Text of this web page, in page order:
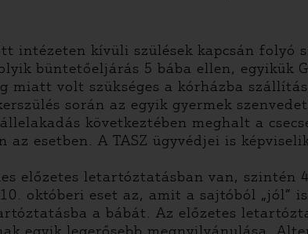
intézeten kívüli szülések kapcsán folyó
büntetőeljárás 5 bába ellen, egyikük
miatt volt szükséges a kórházba
során az egyik gyermek
következtében meghalt a
esetben. A TASZ ügyvédjei is
előzetes letartóztatásban van, szintén
októberi eset az, amit a sajtóból „jól”
a bábát. Az előzetes